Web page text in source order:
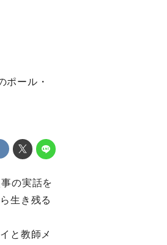
ポール・
の実話を
生き残る
と教師メ